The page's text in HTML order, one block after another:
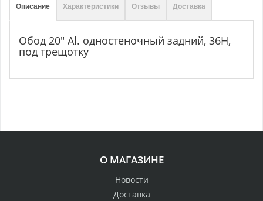
Описание Характеристики Отзывы Доставка
Обод 20" Al. одностеночный задний, 36Н,
под трещотку
О МАГАЗИНЕ
Новости
Доставка